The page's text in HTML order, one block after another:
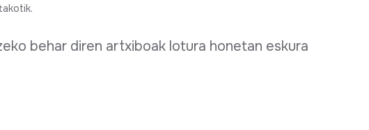
behar diren artxiboak lotura honetan eskura